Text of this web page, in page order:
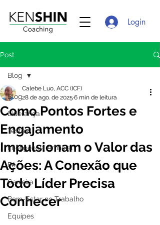
Login
Post
Blog
Liderança
Testes
Inteligência Artificial
Fé
Carreira
Bem-Estar no Trabalho
Equipes
Blog
Como Pontos Fortes e
Engajamento
Impulsionam o Valor das
Ações: A Conexão que
Todo Líder Precisa
Conhecer
Calebe Luo, ACC (ICF)
28 de ago. de 2025 6 min de leitura